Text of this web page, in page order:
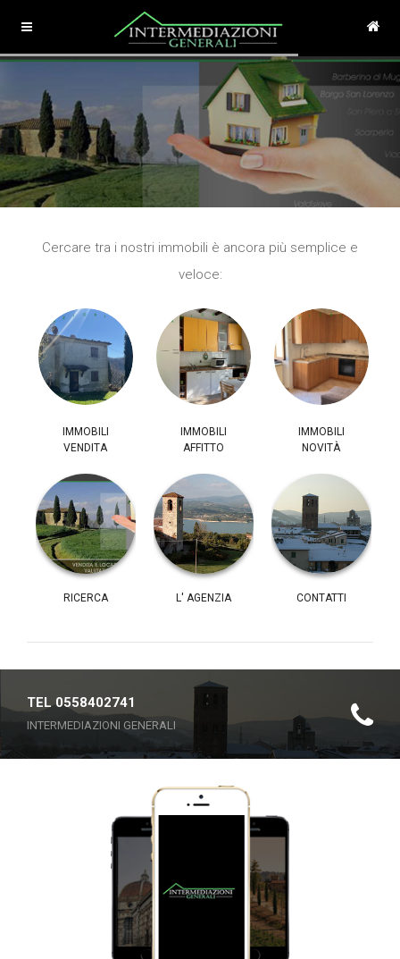
Cercare tra i nostri immobili è ancora più semplice e
veloce:
IMMOBILI
VENDITA
IMMOBILI
AFFITTO
IMMOBILI
NOVITÀ
RICERCA L' AGENZIA CONTATTI
TEL 0558402741
INTERMEDIAZIONI GENERALI